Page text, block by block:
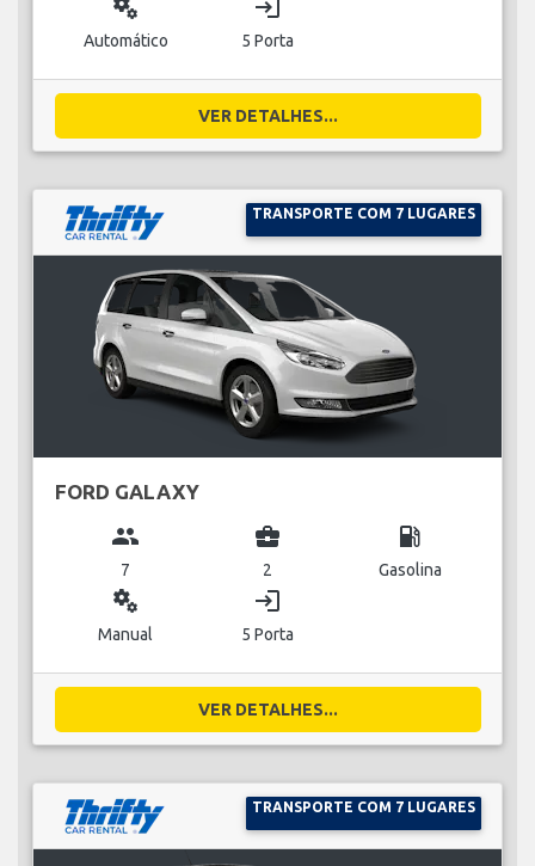
miscellaneous_services
Automático
login
5 Porta
VER DETALHES...
TRANSPORTE COM 7 LUGARES
FORD GALAXY
group
7
business_center
2
local_gas_station
Gasolina
miscellaneous_services
Manual
login
5 Porta
VER DETALHES...
TRANSPORTE COM 7 LUGARES